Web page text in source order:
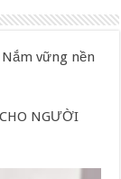
vững nền
NGƯỜI